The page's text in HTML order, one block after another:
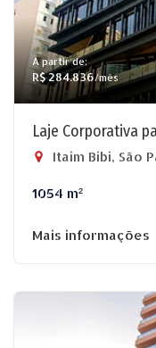
A partir de:
R$ 284.836/mês
Laje Corporativa
Itaim Bibi, São
1054 m²
Mais informações